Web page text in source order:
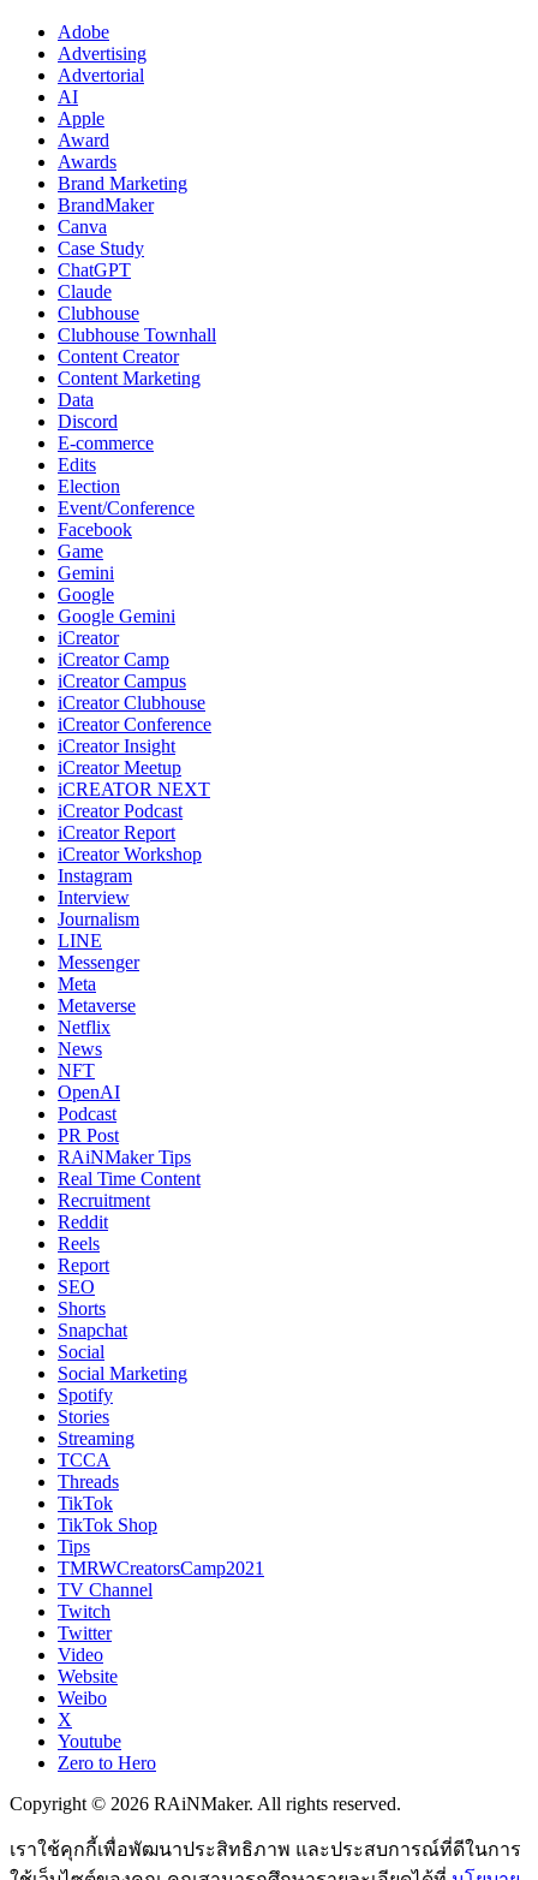
Adobe
Advertising
Advertorial
AI
Apple
Award
Awards
Brand Marketing
BrandMaker
Canva
Case Study
ChatGPT
Claude
Clubhouse
Clubhouse Townhall
Content Creator
Content Marketing
Data
Discord
E-commerce
Edits
Election
Event/Conference
Facebook
Game
Gemini
Google
Google Gemini
iCreator
iCreator Camp
iCreator Campus
iCreator Clubhouse
iCreator Conference
iCreator Insight
iCreator Meetup
iCREATOR NEXT
iCreator Podcast
iCreator Report
iCreator Workshop
Instagram
Interview
Journalism
LINE
Messenger
Meta
Metaverse
Netflix
News
NFT
OpenAI
Podcast
PR Post
RAiNMaker Tips
Real Time Content
Recruitment
Reddit
Reels
Report
SEO
Shorts
Snapchat
Social
Social Marketing
Spotify
Stories
Streaming
TCCA
Threads
TikTok
TikTok Shop
Tips
TMRWCreatorsCamp2021
TV Channel
Twitch
Twitter
Video
Website
Weibo
X
Youtube
Zero to Hero
Copyright © 2026 RAiNMaker. All rights reserved.
เราใช้คุกกี้เพื่อพัฒนาประสิทธิภาพ และประสบการณ์ที่ดีในการ